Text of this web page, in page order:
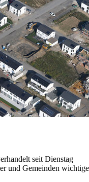
seit Dienstag
und Gemeinden wichtige